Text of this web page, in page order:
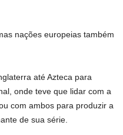
nações europeias também
até Azteca para
onde teve que lidar com a
com ambos para produzir a
de sua série.